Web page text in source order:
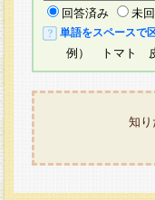
回答済み 未
単語をスペースで
例） トマト
知り